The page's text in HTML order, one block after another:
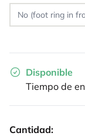
Disponible
Tiempo de
Cantidad: